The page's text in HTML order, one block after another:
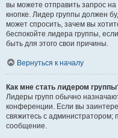
вы можете отправить запрос
кнопке. Лидер группы должен
может спросить, зачем вы
беспокойте лидера группы,
быть для этого свои причины.
Вернуться к началу
Как мне стать лидером
Лидеры групп обычно
конференции. Если вы
свяжитесь с администратором;
сообщение.